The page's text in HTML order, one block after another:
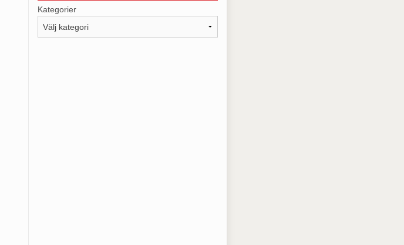
Kategorier